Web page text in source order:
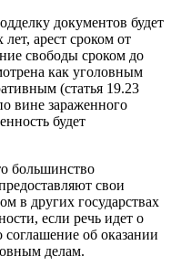
документов будет
арест сроком от
свободы сроком до
как уголовным
(статья 19.23
вине зараженного
будет
большинство
свои
в других государствах
если речь идет о
соглашение об оказании
делам.